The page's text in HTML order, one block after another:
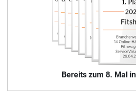
Bereits zum 8. Mal